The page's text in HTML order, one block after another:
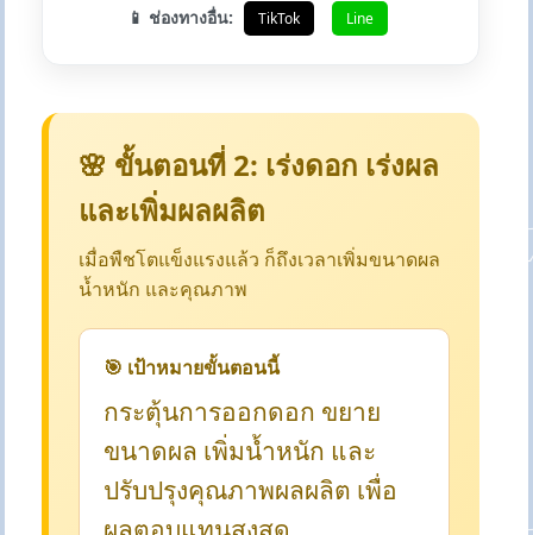
📱 ช่องทางอื่น: TikTok Line
🌸 ขั้นตอนที่ 2: เร่งดอก เร่งผล
และเพิ่มผลผลิต
เมื่อพืชโตแข็งแรงแล้ว ก็ถึงเวลาเพิ่มขนาดผล
น้ำหนัก และคุณภาพ
🎯 เป้าหมายขั้นตอนนี้
กระตุ้นการออกดอก ขยาย
ขนาดผล เพิ่มน้ำหนัก และ
ปรับปรุงคุณภาพผลผลิต เพื่อ